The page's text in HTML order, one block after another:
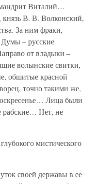
Виталий…
В. В. Волконский,
За ним фраки,
– русские
от владыки –
волынские свитки,
обшитые красной
точно такими же,
Лица были
рабские… Нет, не
мистического
своей державы в ее